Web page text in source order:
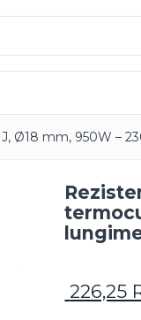
Ø18 mm, 950W –
226,25